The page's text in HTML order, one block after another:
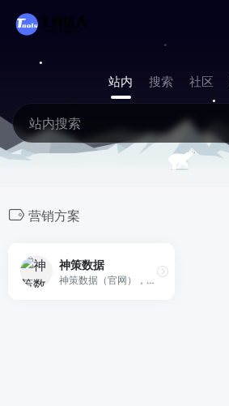
站内 搜索 社区
营销方案
神策数据
神策数据（官网），提供大数据分析与营销科技解决方案服务，赋能企业数字化营销能力，实现企业长期增长，为超过 2000 家企业提供大数据分析与数字化营销服务。